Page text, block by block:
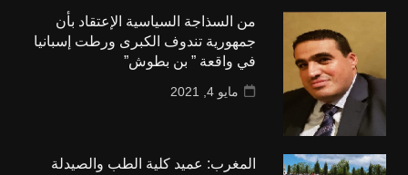
من السذاجة السياسية الإعتقاد بأن
جمهورية تندوف الكبرى ورطت إسبانيا
في واقعة ” بن بطوش”
مايو 4, 2021
المغرب: عميد كلية الطب والصيدلة